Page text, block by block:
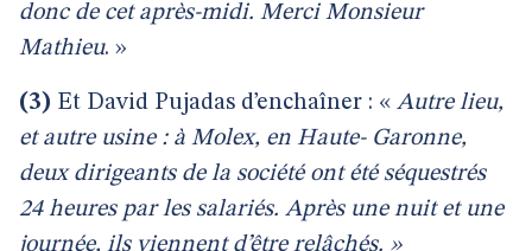
donc de cet après-midi. Merci Monsieur
Mathieu. »
(3) Et David Pujadas d’enchaîner : « Autre lieu,
et autre usine : à Molex, en Haute- Garonne,
deux dirigeants de la société ont été séquestrés
24 heures par les salariés. Après une nuit et une
journée, ils viennent d’être relâchés. »